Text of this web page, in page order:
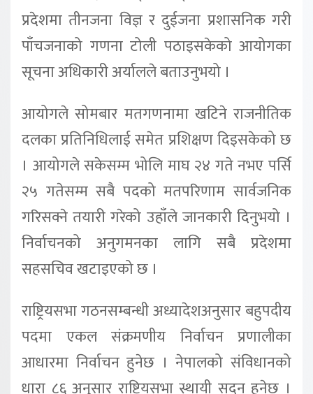
प्रदेशमा तीनजना विज्ञ र दुईजना प्रशासनिक गरी
पाँचजनाको गणना टोली पठाइसकेको आयोगका
सूचना अधिकारी अर्यालले बताउनुभयो ।
आयोगले सोमबार मतगणनामा खटिने राजनीतिक
दलका प्रतिनिधिलाई समेत प्रशिक्षण दिइसकेको छ
। आयोगले सकेसम्म भोलि माघ २४ गते नभए पर्सि
२५ गतेसम्म सबै पदको मतपरिणाम सार्वजनिक
गरिसक्ने तयारी गरेको उहाँले जानकारी दिनुभयो ।
निर्वाचनको अनुगमनका लागि सबै प्रदेशमा
सहसचिव खटाइएको छ ।
राष्ट्रियसभा गठनसम्बन्धी अध्यादेशअनुसार बहुपदीय
पदमा एकल संक्रमणीय निर्वाचन प्रणालीका
आधारमा निर्वाचन हुनेछ । नेपालको संविधानको
धारा ८६ अनुसार राष्ट्रियसभा स्थायी सदन हुनेछ ।